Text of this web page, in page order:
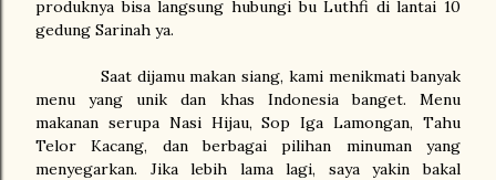
produknya bisa langsung hubungi bu Luthfi di lantai 10
gedung Sarinah ya.
Saat dijamu makan siang, kami menikmati banyak
menu yang unik dan khas Indonesia banget. Menu
makanan serupa Nasi Hijau, Sop Iga Lamongan, Tahu
Telor Kacang, dan berbagai pilihan minuman yang
menyegarkan. Jika lebih lama lagi, saya yakin bakal